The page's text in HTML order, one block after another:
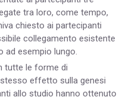
tra loro, come tempo,
chiesto ai partecipanti
collegamento esistente
ad esempio lungo.
tutte le forme di
effetto sulla genesi
allo studio hanno ottenuto